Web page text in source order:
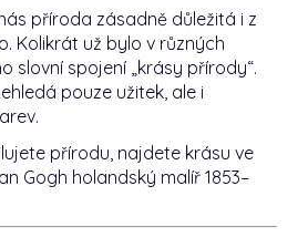
příroda zásadně důležitá i z
Kolikrát už bylo v různých
slovní spojení „krásy přírody“.
pouze užitek, ale i
přírodu, najdete krásu ve
Gogh holandský malíř 1853–